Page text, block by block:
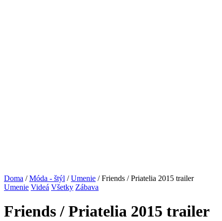
Doma /Móda - štýl /Umenie / Friends / Priatelia 2015 trailer
Umenie Videá Všetky Zábava
Friends / Priatelia 2015 trailer